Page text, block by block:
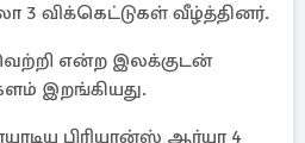
3 விக்கெட்டுகள் வீழ்த்தினர்.
என்ற இலக்குடன்
இறங்கியது.
பிரியான்ஸ் ஆர்யா 4